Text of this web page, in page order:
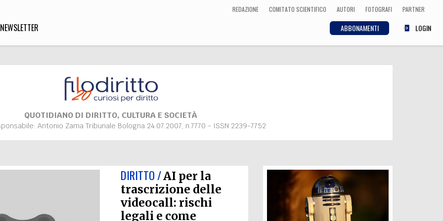
REDAZIONE COMITATO SCIENTIFICO AUTORI FOTOGRAFI PARTNER
ABBONAMENTI LOGIN
NEWSLETTER
DIRITTO
Scienze informatiche,
Architettura, Ingegneria
Arte, Cinema, Musica,
QUOTIDIANO DI DIRITTO, CULTURA E SOCIETÀ
Antonio Zama Tribunale Bologna 24.07.2007, n.7770 - ISSN 2239-7752
DIRITTO /AI per la
trascrizione delle
videocall: rischi
legali e come